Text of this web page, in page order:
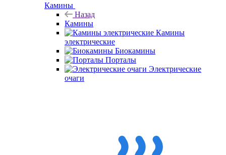
Камины
Назад
Камины
Камины
электрические
Биокамины
Порталы
Электрические
очаги